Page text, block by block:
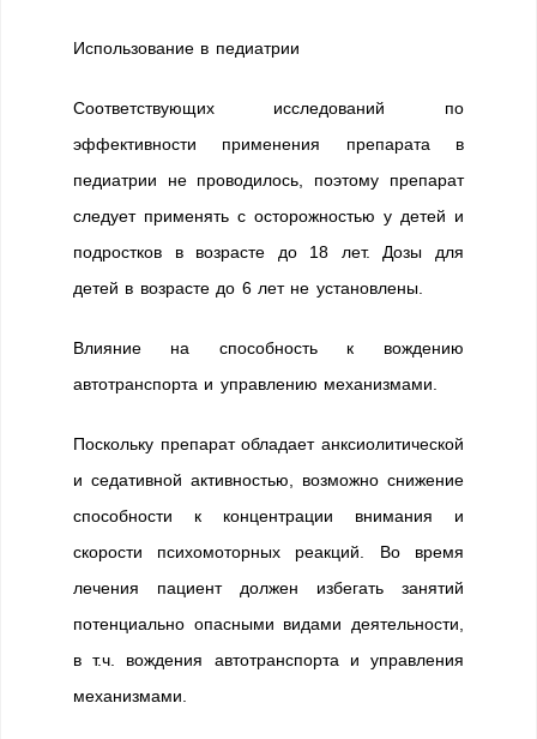
Использование в педиатрии
Соответствующих исследований по
эффективности применения препарата в
педиатрии не проводилось, поэтому препарат
следует применять с осторожностью у детей и
подростков в возрасте до 18 лет. Дозы для
детей в возрасте до 6 лет не установлены.
Влияние на способность к вождению
автотранспорта и управлению механизмами.
Поскольку препарат обладает анксиолитической
и седативной активностью, возможно снижение
способности к концентрации внимания и
скорости психомоторных реакций. Во время
лечения пациент должен избегать занятий
потенциально опасными видами деятельности,
в т.ч. вождения автотранспорта и управления
механизмами.